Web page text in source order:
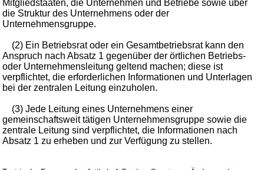
Mitgliedstaaten, die Unternehmen und Betriebe sowie über
die Struktur des Unternehmens oder der
Unternehmensgruppe.
(2) Ein Betriebsrat oder ein Gesamtbetriebsrat kann den
Anspruch nach Absatz 1 gegenüber der örtlichen Betriebs-
oder Unternehmensleitung geltend machen; diese ist
verpflichtet, die erforderlichen Informationen und Unterlagen
bei der zentralen Leitung einzuholen.
(3) Jede Leitung eines Unternehmens einer
gemeinschaftsweit tätigen Unternehmensgruppe sowie die
zentrale Leitung sind verpflichtet, die Informationen nach
Absatz 1 zu erheben und zur Verfügung zu stellen.